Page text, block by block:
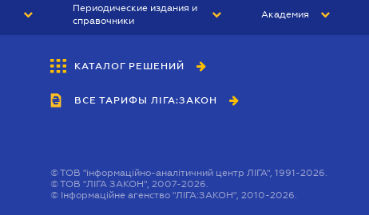
Периодические издания и
справочники
БУХГАЛТЕР&ЗАКОН
ВЕСТНИК МСФО
Академия
КАТАЛОГ РЕШЕНИЙ
ВСЕ ТАРИФЫ ЛІГА:ЗАКОН
©ТОВ "інформаційно-аналітичний центр ЛІГА", 1991-2026.
©ТОВ "ЛІГА ЗАКОН", 2007-2026.
© Інформаційне агенство "ЛІГА:ЗАКОН", 2010-2026.